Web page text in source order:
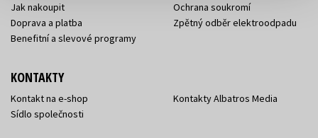
Jak nakoupit
Doprava a platba
Benefitní a slevové programy
Ochrana soukromí
Zpětný odběr elektroodpadu
KONTAKTY
Kontakt na e-shop
Sídlo společnosti
Kontakty Albatros Media